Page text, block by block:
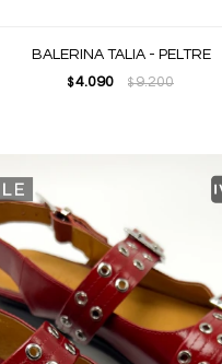
BALERINA TALIA - PELTRE
$4.090 $9.200